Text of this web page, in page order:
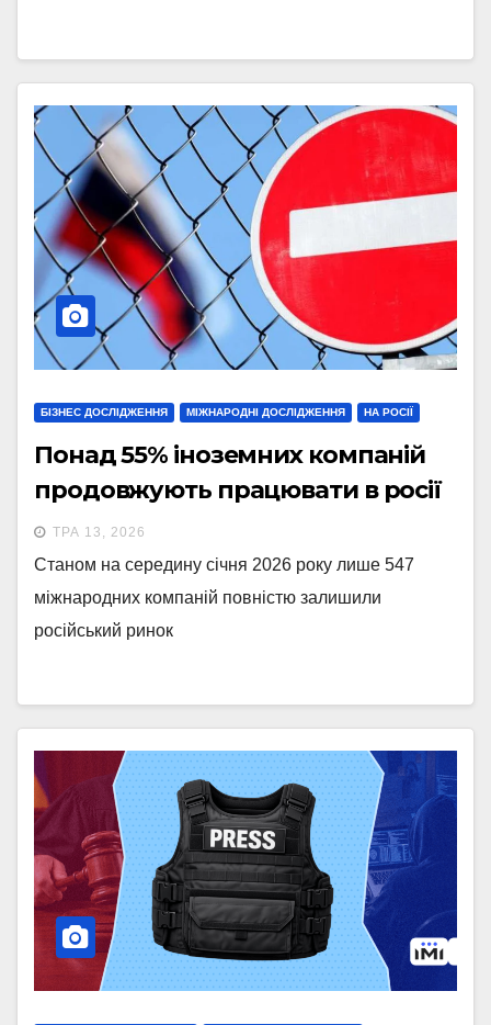
БІЗНЕС ДОСЛІДЖЕННЯ МІЖНАРОДНІ ДОСЛІДЖЕННЯ НА РОСІЇ
Понад 55% іноземних компаній
продовжують працювати в росії
ТРА 13, 2026
Станом на середину січня 2026 року лише 547
міжнародних компаній повністю залишили
російський ринок